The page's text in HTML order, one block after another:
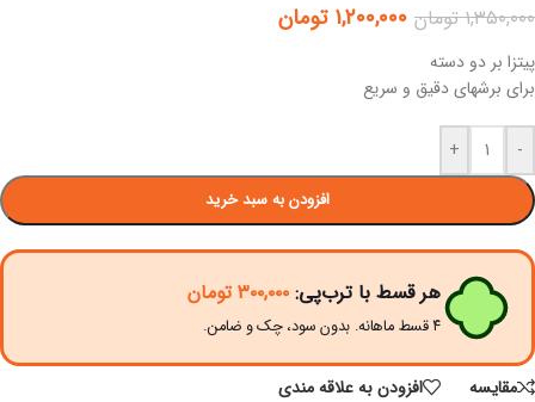
۱,۳۵۰,۰۰۰تومان ۱,۲۰۰,۰۰۰ تومان
پیتزا بر دو دسته
برای برشهای دقیق و سریع
-
+
افزودن به سبد خرید
هر قسط با ترب‌پی: ۳۰۰,۰۰۰ تومان
۴ قسط ماهانه. بدون سود، چک و ضامن.
مقايسه افزودن به علاقه مندی